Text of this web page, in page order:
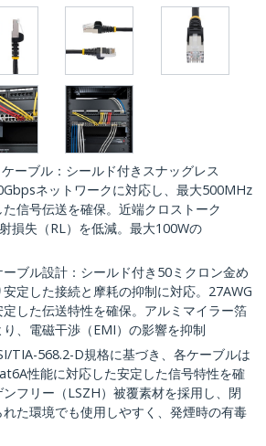
ーブル：シールド付きスナッグレス
ネットワークに対応し、最大500MHz
信号伝送を確保。近端クロストーク
損失（RL）を低減。最大100Wの
ブル設計：シールド付き50ミクロン金め
定した接続と摩耗の抑制に対応。27AWG
した伝送特性を確保。アルミマイラー箔
、電磁干渉（EMI）の影響を抑制
TIA-568.2-D規格に基づき、各ケーブルは
性能に対応した安定した信号特性を確
フリー（LSZH）被覆素材を採用し、閉
た環境でも使用しやすく、発煙時の有毒